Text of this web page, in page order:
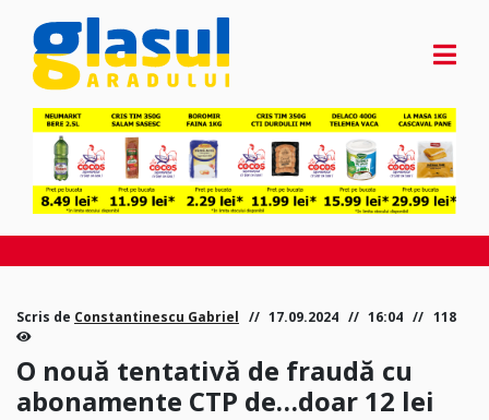
Scris de Constantinescu Gabriel 17.09.2024 16:04 118
O nouă tentativă de fraudă cu
abonamente CTP de…doar 12 lei